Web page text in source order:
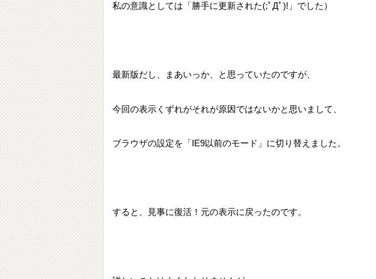
私の意識としては「勝手に更新された(;ﾟДﾟ)!」でした）
最新版だし、まあいっか、と思っていたのですが、
今回の表示くずれがそれが原因ではないかと思いまして、
ブラウザの設定を「IE9以前のモード」に切り替えました。
すると、見事に復活！元の表示に戻ったのです。